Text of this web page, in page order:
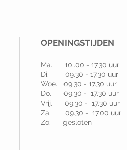
OPENINGSTIJDEN
Ma. 10..00 - 17.30 uur
Di. 09.30 - 17.30 uur
Woe. 09.30 - 17.30 uur
Do. 09.30 - 17.30 uur
Vrij. 09.30 - 17.30 uur
Za. 09.30 - 17.00 uur
Zo. gesloten